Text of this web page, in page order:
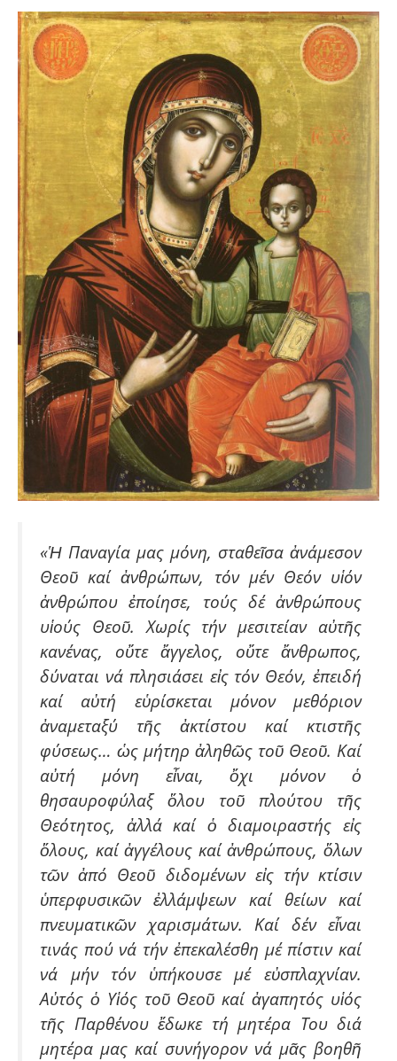
«Ἡ Παναγία μας μόνη, σταθεῖσα ἀνάμεσον
Θεοῦ καί ἀνθρώπων, τόν μέν Θεόν υἱόν
ἀνθρώπου ἐποίησε, τούς δέ ἀνθρώπους
υἱούς Θεοῦ. Χωρίς τήν μεσιτείαν αὐτῆς
κανένας, οὔτε ἄγγελος, οὔτε ἄνθρωπος,
δύναται νά πλησιάσει εἰς τόν Θεόν, ἐπειδή
καί αὐτή εὑρίσκεται μόνον μεθόριον
ἀναμεταξύ τῆς ἀκτίστου καί κτιστῆς
φύσεως… ὡς μήτηρ ἀληθῶς τοῦ Θεοῦ. Καί
αὐτή μόνη εἶναι, ὄχι μόνον ὁ
θησαυροφύλαξ ὅλου τοῦ πλούτου τῆς
Θεότητος, ἀλλά καί ὁ διαμοιραστής εἰς
ὅλους, καί ἀγγέλους καί ἀνθρώπους, ὅλων
τῶν ἀπό Θεοῦ διδομένων εἰς τήν κτίσιν
ὑπερφυσικῶν ἐλλάμψεων καί θείων καί
πνευματικῶν χαρισμάτων. Καί δέν εἶναι
τινάς πού νά τήν ἐπεκαλέσθη μέ πίστιν καί
νά μήν τόν ὑπήκουσε μέ εὐσπλαχνίαν.
Αὐτός ὁ Υἱός τοῦ Θεοῦ καί ἀγαπητός υἱός
τῆς Παρθένου ἔδωκε τή μητέρα Του διά
μητέρα μας καί συνήγορον νά μᾶς βοηθῆ